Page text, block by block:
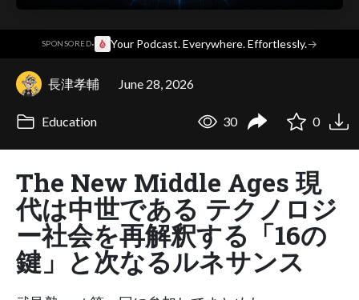
SPONSORED· Your Podcast. Everywhere. Effortlessly.→
長津孝輔 June 28, 2026
Education 30 0
The New Middle Ages 現
代は中世である テクノロジ
ー社会を再解釈する「16の
鍵」と次なるルネサンス